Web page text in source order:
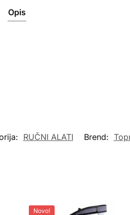
Opis
RUČNI ALATI Brend:
Novo!